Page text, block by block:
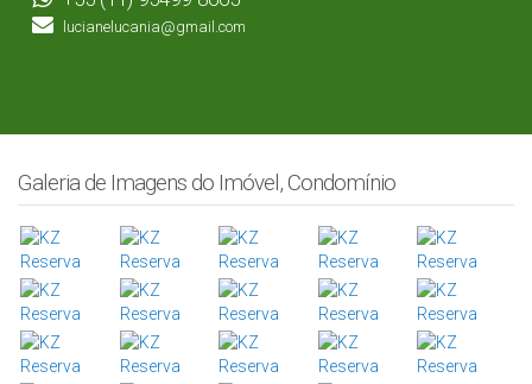
lucianelucania@gmail.com
Galeria de Imagens do Imóvel, Condomínio